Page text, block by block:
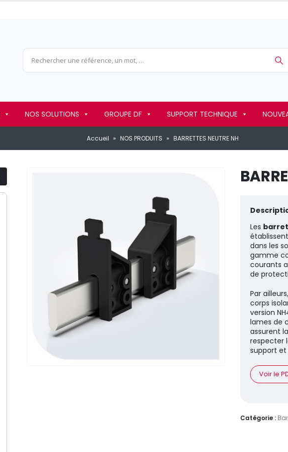
NOS SOLUTIONS GROUPE DF SUPPORT TECHNIQUE
Accueil » NOS PRODUITS » BARRETTES NEUTRE NH
Les
dans les
gamme
courants
de
Par
corps
version
lames de
assurent
respecter
support
Voir le
Catégorie :